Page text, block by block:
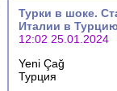
Турки в шоке.
Италии в
12:02 25.01.2024
Yeni Çağ
Турция